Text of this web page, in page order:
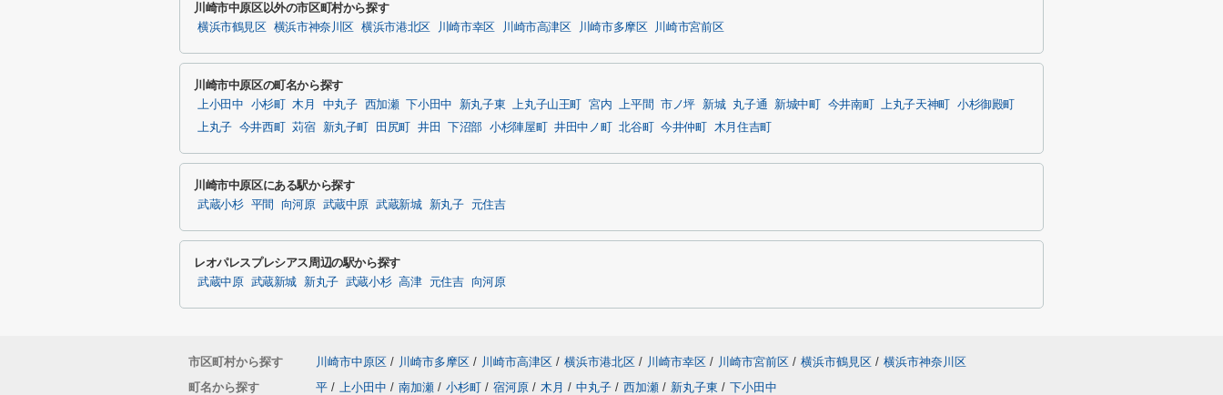
川崎市中原区以外の市区町村から探す
横浜市鶴見区 横浜市神奈川区 横浜市港北区 川崎市幸区 川崎市高津区 川崎市多摩区 川崎市宮前区
川崎市中原区の町名から探す
上小田中 小杉町 木月 中丸子 西加瀬 下小田中 新丸子東 上丸子山王町 宮内 上平間 市ノ坪 新城 丸子通 新城中町 今井南町 上丸子天神町
小杉御殿町
上丸子 今井西町 苅宿 新丸子町 田尻町 井田 下沼部 小杉陣屋町 井田中ノ町 北谷町 今井仲町 木月住吉町
川崎市中原区にある駅から探す
武蔵小杉 平間 向河原 武蔵中原 武蔵新城 新丸子 元住吉
レオパレスプレシアス周辺の駅から探す
武蔵中原 武蔵新城 新丸子 武蔵小杉 高津 元住吉 向河原
市区町村から探す 川崎市中原区 / 川崎市多摩区 / 川崎市高津区 / 横浜市港北区 / 川崎市幸区 / 川崎市宮前区 / 横浜市鶴見区 / 横浜市神奈川区
町名から探す
平 / 上小田中 / 南加瀬 / 小杉町 / 宿河原 / 木月 / 中丸子 / 西加瀬 / 新丸子東 / 下小田中